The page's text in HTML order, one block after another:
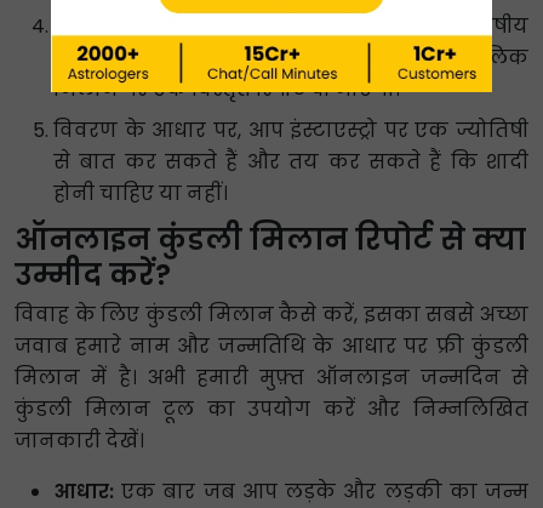
अंत में, आपको लड़का और लड़की की ज्योतिषीय
प्रोफाइल, दोष, गुण मिलान रिपोर्ट और मांगलिक
मिलान पर एक विस्तृत रिपोर्ट दी जाएगी।
विवरण के आधार पर, आप इंस्टाएस्ट्रो पर एक ज्योतिषी
से बात कर सकते हैं और तय कर सकते हैं कि शादी
होनी चाहिए या नहीं।
ऑनलाइन कुंडली मिलान रिपोर्ट से क्या
उम्मीद करें?
विवाह के लिए कुंडली मिलान कैसे करें, इसका सबसे अच्छा
जवाब हमारे नाम और जन्मतिथि के आधार पर फ्री कुंडली
मिलान में है। अभी हमारी मुफ़्त ऑनलाइन जन्मदिन से
कुंडली मिलान टूल का उपयोग करें और निम्नलिखित
जानकारी देखें।
आधार: एक बार जब आप लड़के और लड़की का जन्म